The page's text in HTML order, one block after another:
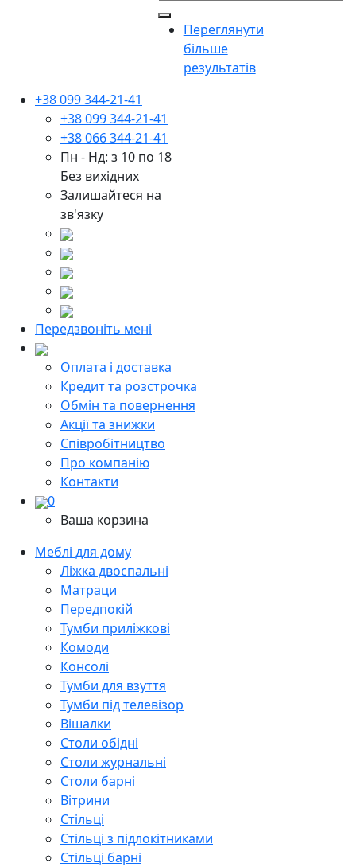
Переглянути
більше
результатів
+38 099 344-21-41
+38 099 344-21-41
+38 066 344-21-41
Пн - Нд: з 10 по 18
Без вихідних
Залишайтеся на
зв'язку
Передзвоніть мені
Оплата і доставка
Кредит та розстрочка
Обмін та повернення
Акції та знижки
Cпівробітництво
Про компанію
Контакти
0
Ваша корзина
Меблі для дому
Ліжка двоспальні
Матраци
Передпокій
Тумби приліжкові
Комоди
Консолі
Тумби для взуття
Тумби під телевізор
Вішалки
Столи обідні
Столи журнальні
Столи барні
Вітрини
Стільці
Стільці з підлокітниками
Стільці барні